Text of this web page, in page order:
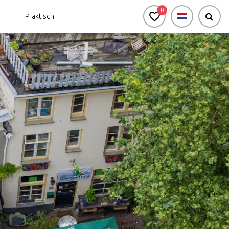
Bekijk de agenda
Natuur in en rondom
de stad
Passi d'Oro
Omgeving
Praktisch
voor zakelijke groepen
0